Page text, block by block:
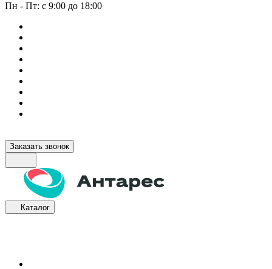
Пн - Пт: с 9:00 до 18:00
Заказать звонок
Каталог